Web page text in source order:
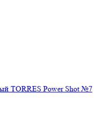
TORRES Power Shot №7